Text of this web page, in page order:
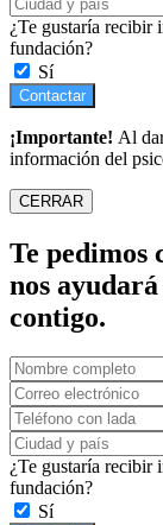
¿Te gustaría recibir
fundación?
Sí
Contactar
¡Importante! Al
información del
CERRAR
Te pedimos
nos
contigo.
¿Te gustaría recibir
fundación?
Sí